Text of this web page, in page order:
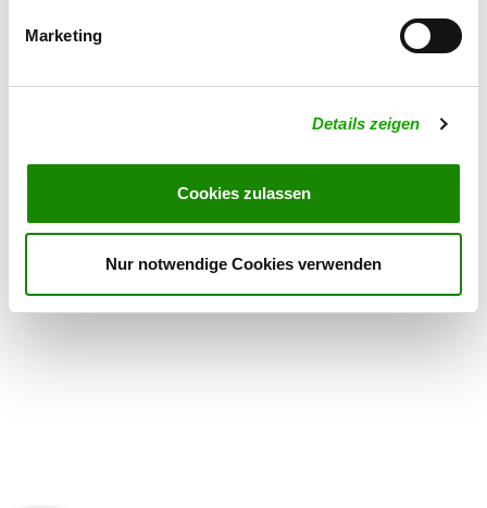
Marketing
Details zeigen
Cookies zulassen
Nur notwendige Cookies verwenden
OG - Schleswig u. Umgebung e.V.
Details
Keelbeker Str. 14
24963 Tarp